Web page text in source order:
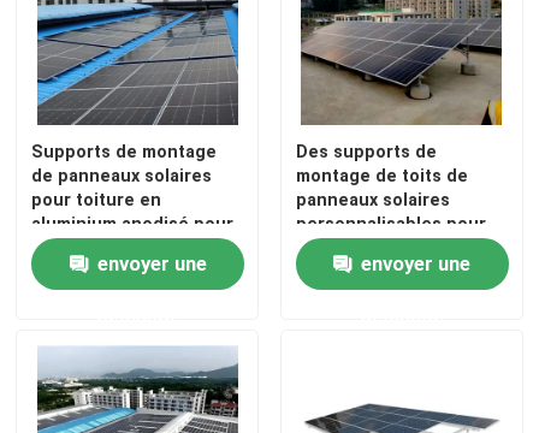
Chemin de câbles galvanisé
Plaque d'acier antidérapante
Supports de montage
de panneaux solaires
pour toiture en
aluminium anodisé pour
une durabilité accrue,
compatibles avec tous
les modèles de
courants
envoyer une
Des supports de
montage de toits de
panneaux solaires
personnalisables pour
les toits à carreaux
métalliques à pente
basse plates et aux toits
envoyer une